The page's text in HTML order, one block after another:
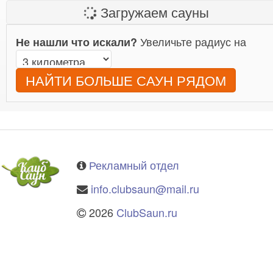
Загружаем сауны
Не нашли что искали? Увеличьте радиус на
НАЙТИ БОЛЬШЕ САУН РЯДОМ
Рекламный отдел
info.clubsaun@mail.ru
2026 ClubSaun.ru